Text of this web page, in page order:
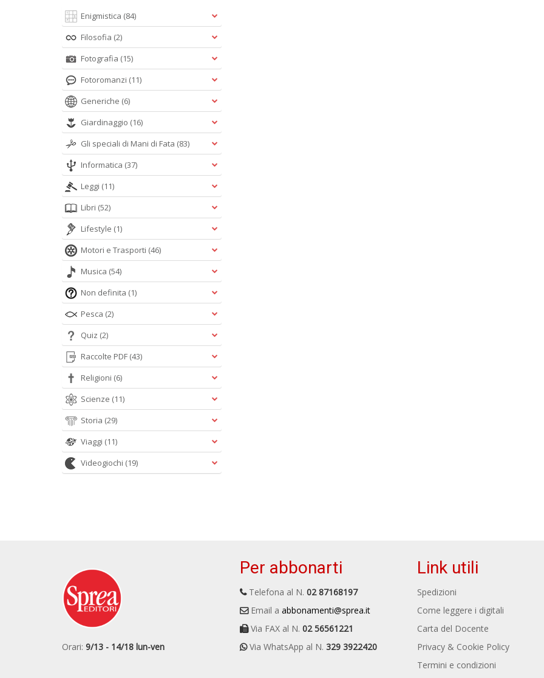
Enigmistica (84)
Filosofia (2)
Fotografia (15)
Fotoromanzi (11)
Generiche (6)
Giardinaggio (16)
Gli speciali di Mani di Fata (83)
Informatica (37)
Leggi (11)
Libri (52)
Lifestyle (1)
Motori e Trasporti (46)
Musica (54)
Non definita (1)
Pesca (2)
Quiz (2)
Raccolte PDF (43)
Religioni (6)
Scienze (11)
Storia (29)
Viaggi (11)
Videogiochi (19)
Orari: 9/13 - 14/18 lun-ven
Per abbonarti
Telefona al N. 02 87168197
Email a abbonamenti@sprea.it
Via FAX al N. 02 56561221
Via WhatsApp al N. 329 3922420
Link utili
Spedizioni
Come leggere i digitali
Carta del Docente
Privacy & Cookie Policy
Termini e condizioni